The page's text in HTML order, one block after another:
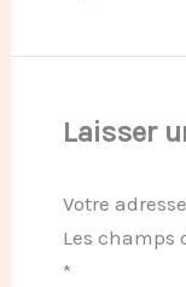
Laisser
Votre
Les champs
*